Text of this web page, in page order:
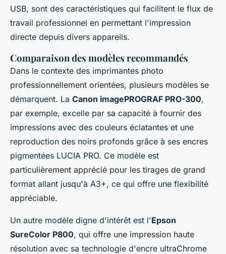
USB, sont des caractéristiques qui facilitent le flux de
travail professionnel en permettant l'impression
directe depuis divers appareils.
Comparaison des modèles recommandés
Dans le contexte des imprimantes photo
professionnellement orientées, plusieurs modèles se
démarquent. La Canon imagePROGRAF PRO-300,
par exemple, excelle par sa capacité à fournir des
impressions avec des couleurs éclatantes et une
reproduction des noirs profonds grâce à ses encres
pigmentées LUCIA PRO. Ce modèle est
particulièrement apprécié pour les tirages de grand
format allant jusqu'à A3+, ce qui offre une flexibilité
appréciable.
Un autre modèle digne d'intérêt est l'Epson
SureColor P800, qui offre une impression haute
résolution avec sa technologie d'encre ultraChrome